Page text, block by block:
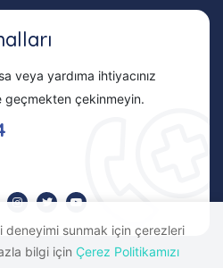
deneyimi sunmak için çerezleri
bilgi için Çerez Politikamızı
veya yardıma ihtiyacınız
geçmekten çekinmeyin.